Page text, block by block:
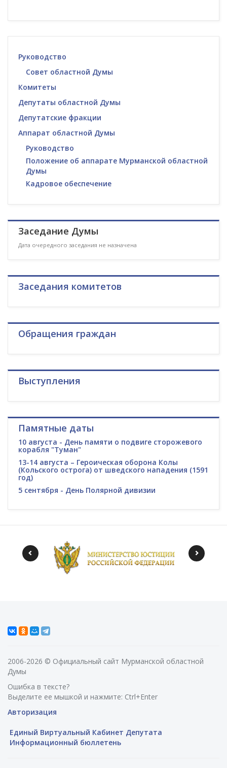
Руководство
Совет областной Думы
Комитеты
Депутаты областной Думы
Депутатские фракции
Аппарат областной Думы
Руководство
Положение об аппарате Мурманской областной
Думы
Кадровое обеспечение
Заседание Думы
Дата очередного заседания не назначена
Заседания комитетов
Обращения граждан
Выступления
Памятные даты
10 августа - День памяти о подвиге сторожевого
корабля "Туман"
13-14 августа – Героическая оборона Колы
(Кольского острога) от шведского нападения (1591
год)
5 сентября - День Полярной дивизии
2006-2026 © Официальный сайт Мурманской областной
Думы
Ошибка в тексте?
Выделите ее мышкой и нажмите: Ctrl+Enter
Авторизация
Единый Виртуальный Кабинет Депутата
Информационный бюллетень